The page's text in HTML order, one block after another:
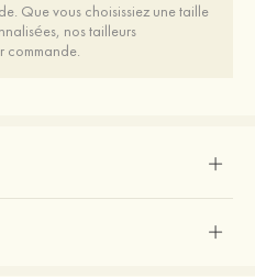
Que vous choisissiez une taille
nos tailleurs
commande.